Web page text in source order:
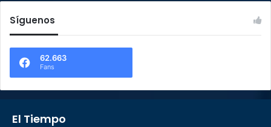
Síguenos
62.663
Fans
El Tiempo